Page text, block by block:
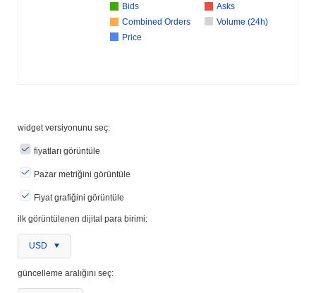
Bids
Asks
Combined Orders
Volume (24h)
Price
widget versiyonunu seç:
fiyatları görüntüle
Pazar metriğini görüntüle
Fiyat grafiğini görüntüle
ilk görüntülenen dijital para birimi:
USD
güncelleme aralığını seç: